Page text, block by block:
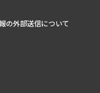
の外部送信について